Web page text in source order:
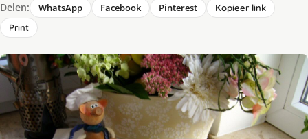
Delen: WhatsApp Facebook Pinterest
Kopieer link
Print